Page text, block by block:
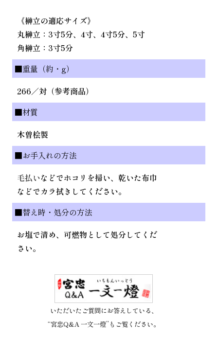
《榊立の適応サイズ》
丸榊立：3寸5分、4寸、4寸5分、5寸
角榊立：3寸5分
■重量（約・g）
266／対（参考商品）
■材質
木曽桧製
■お手入れの方法
毛払いなどでホコリを掃い、乾いた布巾
などでカラ拭きしてください。
■替え時・処分の方法
お塩で清め、可燃物として処分してくだ
さい。
いただいたご質問にお答えしている、
“宮忠Q&A 一文一燈”もご覧ください。